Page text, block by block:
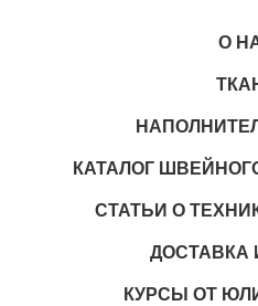
О
КАТАЛОГ
СТАТЬИ О
ДОСТАВКА
КУРСЫ ОТ